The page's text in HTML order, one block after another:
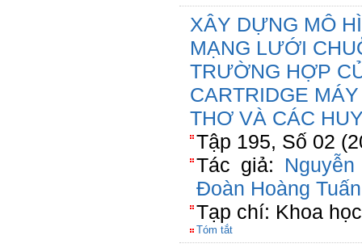
XÂY DỰNG MÔ
MẠNG LƯỚI
TRƯỜNG HỢP
CARTRIDGE
THƠ VÀ CÁC
Tập 195, Số 02
Tác giả:
Đoàn Hoàng Tuấn
Tạp chí: Khoa
Tóm tắt